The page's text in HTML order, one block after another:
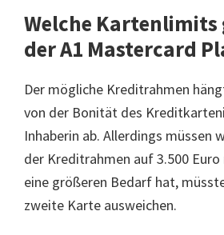
Welche Kartenlimits
der A1 Mastercard
Der mögliche Kreditrahmen
von der Bonität des
Inhaberin ab. Allerdings müssen
der Kreditrahmen auf 3.500
eine größeren Bedarf hat,
zweite Karte ausweichen.